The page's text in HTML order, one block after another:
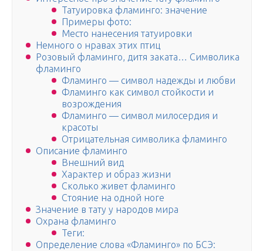
Татуировка фламинго: значение
Примеры фото:
Место нанесения татуировки
Немного о нравах этих птиц
Розовый фламинго, дитя заката… Символика
фламинго
Фламинго — символ надежды и любви
Фламинго как символ стойкости и
возрождения
Фламинго — символ милосердия и
красоты
Отрицательная символика фламинго
Описание фламинго
Внешний вид
Характер и образ жизни
Сколько живет фламинго
Стояние на одной ноге
Значение в тату у народов мира
Охрана фламинго
Теги:
Определение слова «Фламинго» по БСЭ: